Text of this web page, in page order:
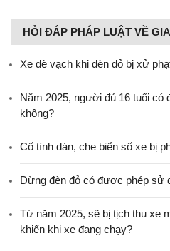
HỎI ĐÁP PHÁP LUẬT VỀ
Xe đè vạch khi đèn đỏ bị xử
Năm 2025, người đủ 16 tuổi có
không?
Cố tình dán, che biển số xe bị
Dừng đèn đỏ có được phép sử
Từ năm 2025, sẽ bị tịch thu xe
khiển khi xe đang chạy?